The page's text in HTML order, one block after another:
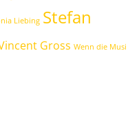
Liebing Stefan
Gross Wenn die Musi